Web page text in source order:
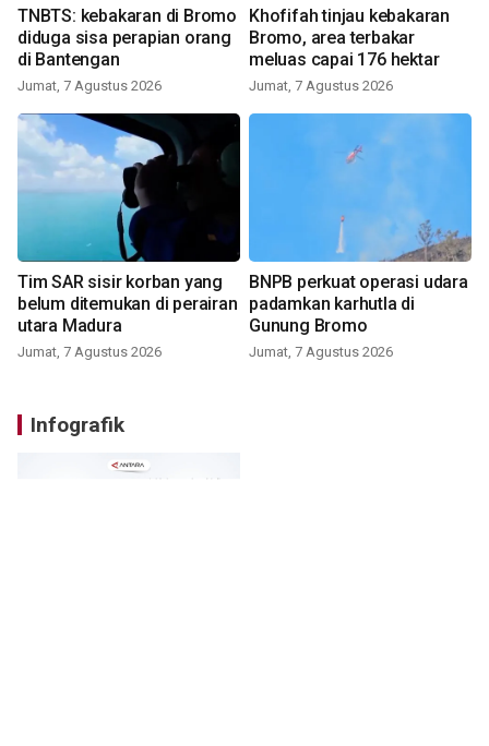
TNBTS: kebakaran di Bromo
diduga sisa perapian orang
di Bantengan
Jumat, 7 Agustus 2026
Khofifah tinjau kebakaran
Bromo, area terbakar
meluas capai 176 hektar
Jumat, 7 Agustus 2026
Tim SAR sisir korban yang
belum ditemukan di perairan
utara Madura
Jumat, 7 Agustus 2026
BNPB perkuat operasi udara
padamkan karhutla di
Gunung Bromo
Jumat, 7 Agustus 2026
Infografik